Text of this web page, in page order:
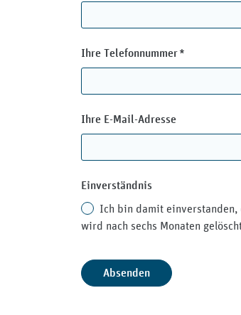
Ihre Telefonnummer*
Ihre E-Mail-Adresse
Einverständnis
Ich bin damit
wird nach sechs Monaten